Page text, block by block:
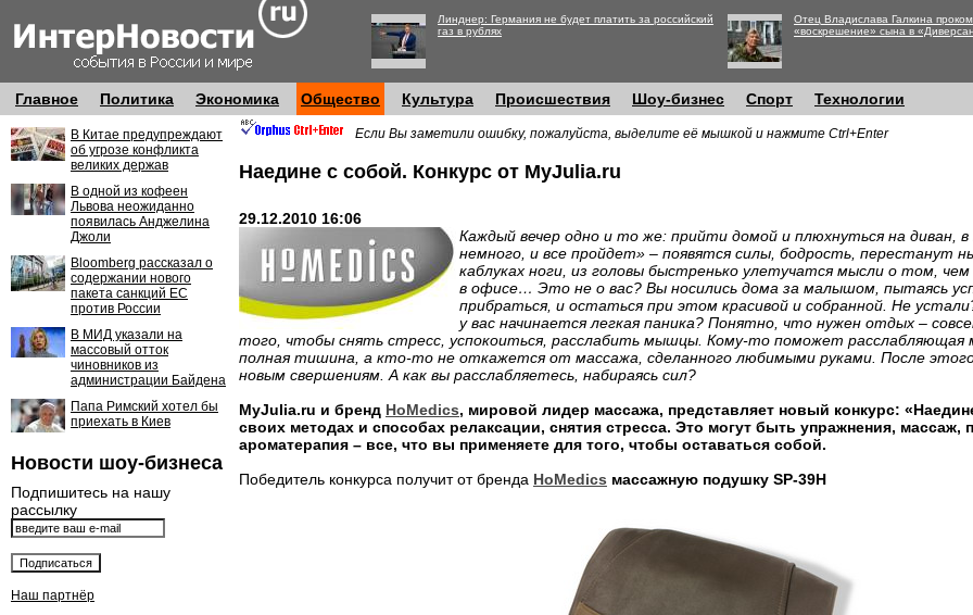
Линднер: Германия не будет платить за российский
газ в рублях
Отец Владислава Галкина
«воскрешение» сына в
Главное Политика Экономика Общество Культура Происшествия Шоу-бизнес Спорт Технологии
В Китае предупреждают
об угрозе конфликта
великих держав
В одной из кофеен
Львова неожиданно
появилась Анджелина
Джоли
Bloomberg рассказал о
содержании нового
пакета санкций ЕС
против России
В МИД указали на
массовый отток
чиновников из
администрации Байдена
Папа Римский хотел бы
приехать в Киев
Новости шоу-бизнеса
Подпишитесь на нашу
рассылку
Наш партнёр
Если Вы заметили ошибку, пожалуйста, выделите её мышкой и нажмите Ctrl+Enter
Наедине с собой. Конкурс от MyJulia.ru
29.12.2010 16:06
Каждый вечер одно и то же: прийти домой и плюхнуться на диван,
немного, и все пройдет» – появятся силы, бодрость, перестанут
каблуках ноги, из головы быстренько улетучатся мысли о том,
в офисе… Это не о вас? Вы носились дома за малышом, пытаясь
прибраться, и остаться при этом красивой и собранной. Не
у вас начинается легкая паника? Понятно, что нужен отдых –
того, чтобы снять стресс, успокоиться, расслабить мышцы. Кому-то поможет расслабляющая
полная тишина, а кто-то не откажется от массажа, сделанного любимыми руками. После
новым свершениям. А как вы расслабляетесь, набираясь сил?
MyJulia.ru и бренд HoMedics, мировой лидер массажа, представляет новый конкурс:
своих методах и способах релаксации, снятия стресса. Это могут быть упражнения, массаж,
ароматерапия – все, что вы применяете для того, чтобы оставаться собой.
Победитель конкурса получит от бренда HoMedics массажную подушку SP-39H